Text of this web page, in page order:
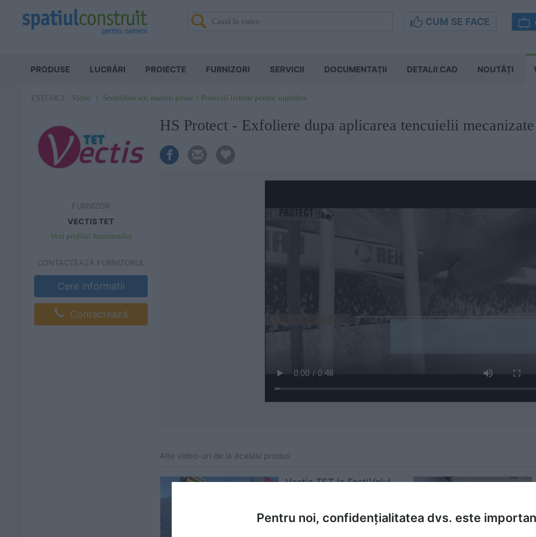
CUM SE FACE
PRODUSE LUCRĂRI PROIECTE FURNIZORI SERVICII DOCUMENTAŢII DETALII CAD NOUTĂȚI
EȘTI AICI: Video Semifabricate, materii prime Protectii lichide pentru suprafete
FURNIZOR
VECTIS TET
Vezi profilul furnizorului
CONTACTEAZĂ FURNIZORUL
Cere informatii
Contactează
HS Protect - Exfoliere dupa aplicarea tencuielii mecanizate
Alte video-uri de la acelasi produs
Vectis TET la FestiValul
Pentru noi, confidențialitatea dvs. este